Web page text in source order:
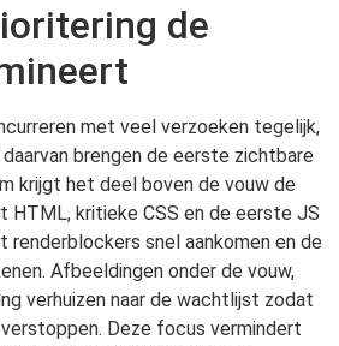
de
met veel verzoeken tegelijk,
brengen de eerste zichtbare
krijgt het deel boven de vouw de
HTML, kritieke CSS en de eerste JS
renderblockers snel aankomen en de
Afbeeldingen onder de vouw,
verhuizen naar de wachtlijst zodat
Deze focus vermindert